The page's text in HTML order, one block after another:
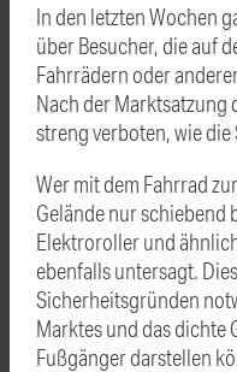
In den letzten Wochen
über Besucher, die auf
Fahrrädern oder
Nach der Marktsatzung
streng verboten, wie
Wer mit dem Fahrrad
Gelände nur schiebend
Elektroroller und
ebenfalls untersagt.
Sicherheitsgründen
Marktes und das dichte
Fußgänger darstellen